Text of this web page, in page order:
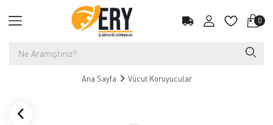
0
Ana Sayfa Vücut Koruyucular